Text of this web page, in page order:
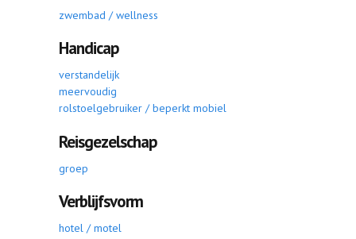
zwembad / wellness
Handicap
verstandelijk
meervoudig
rolstoelgebruiker / beperkt mobiel
Reisgezelschap
groep
Verblijfsvorm
hotel / motel